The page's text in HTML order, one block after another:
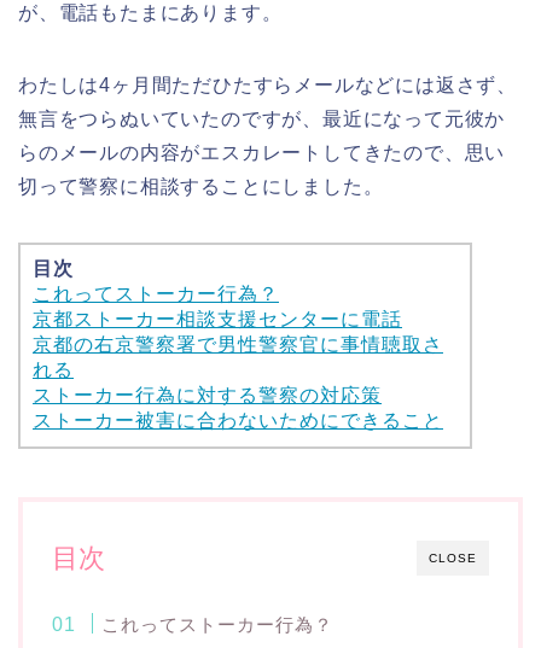
が、電話もたまにあります。
わたしは4ヶ月間ただひたすらメールなどには返さず、
無言をつらぬいていたのですが、最近になって元彼か
らのメールの内容がエスカレートしてきたので、思い
切って警察に相談することにしました。
目次
これってストーカー行為？
京都ストーカー相談支援センターに電話
京都の右京警察署で男性警察官に事情聴取さ
れる
ストーカー行為に対する警察の対応策
ストーカー被害に合わないためにできること
CLOSE
目次
これってストーカー行為？